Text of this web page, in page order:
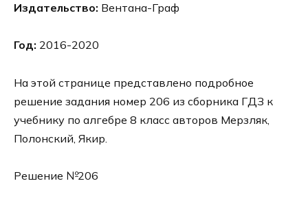
Издательство: Вентана-Граф
Год: 2016-2020
На этой странице представлено подробное
решение задания номер 206 из сборника ГДЗ к
учебнику по алгебре 8 класс авторов Мерзляк,
Полонский, Якир.
Решение №206